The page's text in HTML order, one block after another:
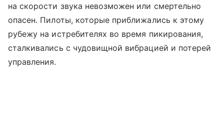
на скорости звука невозможен или смертельно
опасен. Пилоты, которые приближались к этому
рубежу на истребителях во время пикирования,
сталкивались с чудовищной вибрацией и потерей
управления.